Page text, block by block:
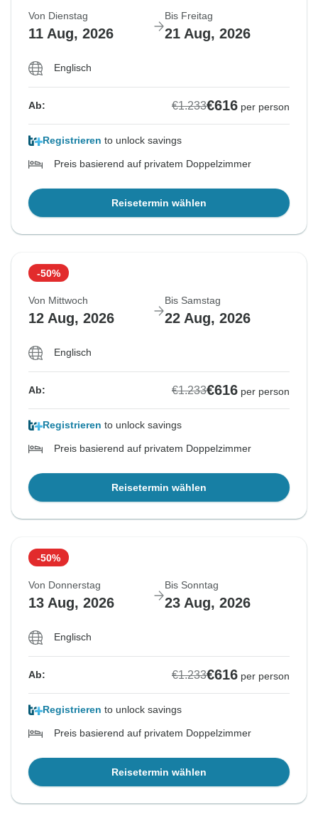
Von Dienstag
11 Aug, 2026
Bis Freitag
21 Aug, 2026
Englisch
Ab: €1.233€616 per person
Registrieren to unlock savings
Preis basierend auf privatem Doppelzimmer
Reisetermin wählen
-50%
Von Mittwoch
12 Aug, 2026
Bis Samstag
22 Aug, 2026
Englisch
Ab: €1.233€616 per person
Registrieren to unlock savings
Preis basierend auf privatem Doppelzimmer
Reisetermin wählen
-50%
Von Donnerstag
13 Aug, 2026
Bis Sonntag
23 Aug, 2026
Englisch
Ab: €1.233€616 per person
Registrieren to unlock savings
Preis basierend auf privatem Doppelzimmer
Reisetermin wählen